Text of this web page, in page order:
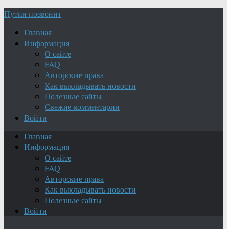
Путин позвонит
Главная
Информация
О сайте
FAQ
Авторские права
Как выкладывать новости
Полезные сайты
Свежие комментарии
Войти
Главная
Информация
О сайте
FAQ
Авторские права
Как выкладывать новости
Полезные сайты
Войти